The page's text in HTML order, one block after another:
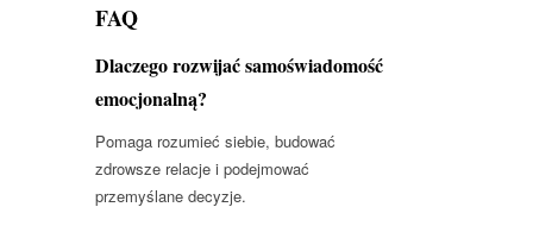
FAQ
Dlaczego rozwijać samoświadomość
emocjonalną?
Pomaga rozumieć siebie, budować
zdrowsze relacje i podejmować
przemyślane decyzje.